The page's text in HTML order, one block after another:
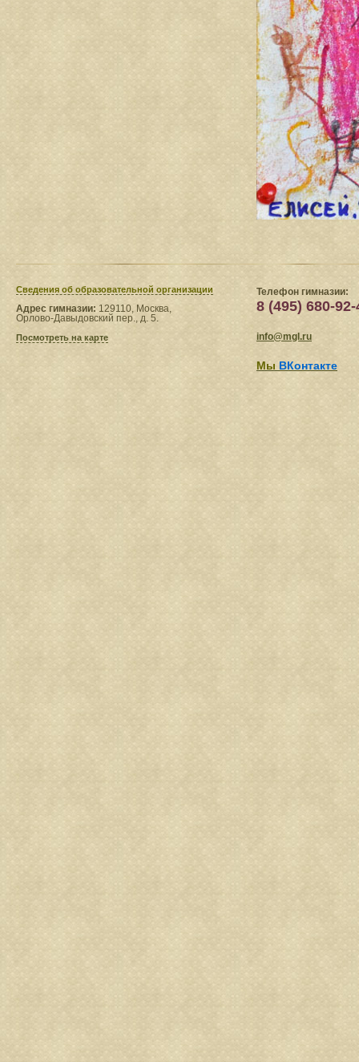
Сведения​ об образовательной организации
Адрес гимназии: 129110, Москва,
Орлово-Давыдовский пер., д. 5.
Посмотреть на карте
Телефон гимназии:
8 (495) 680-92-
info@mgl.ru
Мы ВКонтакте